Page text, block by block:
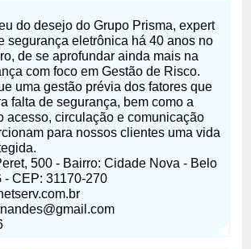
do desejo do Grupo Prisma, expert
segurança eletrônica há 40 anos no
de se aprofundar ainda mais na
com foco em Gestão de Risco.
uma gestão prévia dos fatores que
falta de segurança, bem como a
acesso, circulação e comunicação
para nossos clientes uma vida
500 - Bairro: Cidade Nova - Belo
- CEP: 31170-270